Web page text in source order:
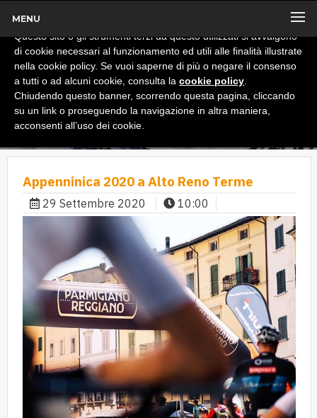
MENU
Appenninica 2020 a Alto Reno Terme
29 Settembre 2020 10:00
x
Informativa
Questo sito o gli strumenti terzi da questo utilizzati si avvalgono
di cookie necessari al funzionamento ed utili alle finalità illustrate
nella cookie policy. Se vuoi saperne di più o negare il consenso
a tutti o ad alcuni cookie, consulta la cookie policy
Chiudendo questo banner, scorrendo questa pagina, cliccando
su un link o proseguendo la navigazione in altra maniera,
acconsenti all’uso dei cookie.